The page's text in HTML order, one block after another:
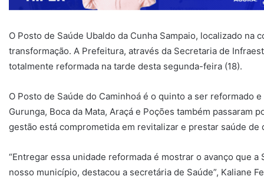
O Posto de Saúde Ubaldo da Cunha Sampaio, localizado na
transformação. A Prefeitura, através da Secretaria de
totalmente reformada na tarde desta segunda-feira (18).
O Posto de Saúde do Caminhoá é o quinto a ser reformado
Gurunga, Boca da Mata, Araçá e Poções também passaram
gestão está comprometida em revitalizar e prestar saúde de
“Entregar essa unidade reformada é mostrar o avanço que
nosso município, destacou a secretária de Saúde”, Kaliane